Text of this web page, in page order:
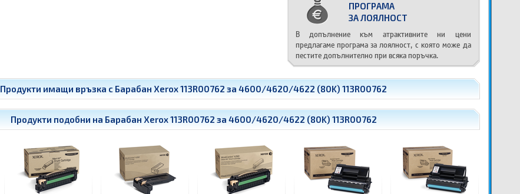
ПРОГРАМА
ЗА ЛОЯЛНОСТ
В допълнение към атрактивните ни цени
предлагаме програма за лоялност, с която може да
пестите допълнително при всяка поръчка.
Продукти имащи връзка с Барабан Xerox 113R00762 за 4600/4620/4622 (80K) 113R00762
Продукти подобни на Барабан Xerox 113R00762 за 4600/4620/4622 (80K) 113R00762